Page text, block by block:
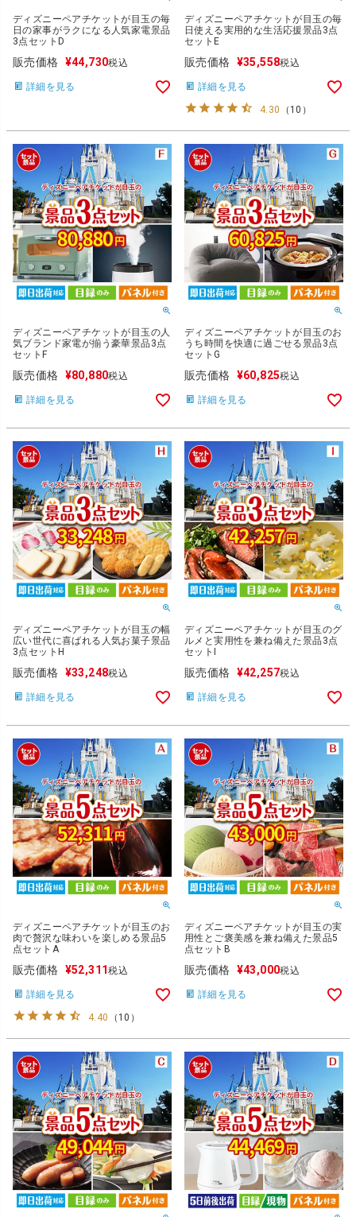
ディズニーペアチケットが目玉の毎
日の家事がラクになる人気家電景品
3点セットD
販売価格 ¥44,730税込
詳細を見る
ディズニーペアチケットが目玉の毎
日使える実用的な生活応援景品3点
セットE
販売価格 ¥35,558税込
詳細を見る
4.30 （ 10 ）
ディズニーペアチケットが目玉の人
気ブランド家電が揃う豪華景品3点
セットF
販売価格 ¥80,880税込
詳細を見る
ディズニーペアチケットが目玉のお
うち時間を快適に過ごせる景品3点
セットG
販売価格 ¥60,825税込
詳細を見る
ディズニーペアチケットが目玉の幅
広い世代に喜ばれる人気お菓子景品
3点セットH
販売価格 ¥33,248税込
詳細を見る
ディズニーペアチケットが目玉のグ
ルメと実用性を兼ね備えた景品3点
セットI
販売価格 ¥42,257税込
詳細を見る
ディズニーペアチケットが目玉のお
肉で贅沢な味わいを楽しめる景品5
点セットA
販売価格 ¥52,311税込
詳細を見る
4.40 （ 10 ）
ディズニーペアチケットが目玉の実
用性とご褒美感を兼ね備えた景品5
点セットB
販売価格 ¥43,000税込
詳細を見る